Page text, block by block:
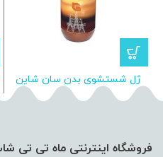
ژل شستشوی بدن سان شاین
گرنویل
فروشگاه اینترنتی ماه تی تی